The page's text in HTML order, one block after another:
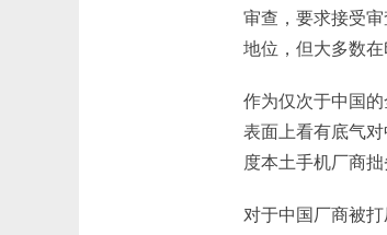
审查，要求接受
地位，但大多数在
作为仅次于中国
表面上看有底气
度本土手机厂商
对于中国厂商被